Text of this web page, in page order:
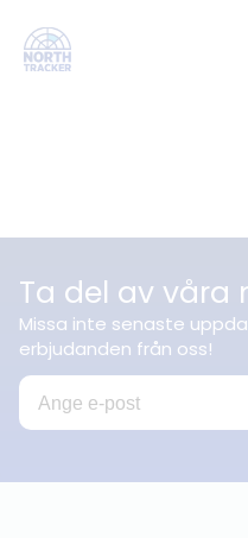
Ta del av våra
Missa inte senaste
erbjudanden från oss!